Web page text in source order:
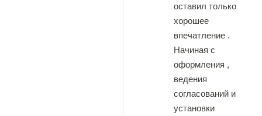
оставил только
хорошее
впечатление .
Начиная с
оформления ,
ведения
согласований и
установки